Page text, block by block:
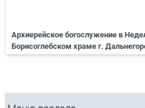
Архиерейское богослужение в
Борисоглебском храме г.